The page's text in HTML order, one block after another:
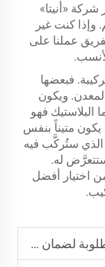
«أنيتا»
كنت غير
عملنا على
فبعضها
ويكون
البلاستيك فهو
يكون متيناً بنفس
الذي ستُركَّب فيه
ستتعرَّض له.
اختيار أفضل
الأسلاك التجارية؟